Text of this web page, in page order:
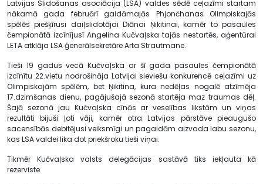
Latvijas Slidošanas asociācija (LSA) valdes sēdē ceļazīmi startam
nākamā gada februārī gaidāmajās Phjončhanas Olimpiskajās
spēlēs piešķīrusi daiļslidotājai Diānai Ņikitinai, kamēr to pasaules
čempionātā izcīnījusī Angelina Kučvaļska tajās nestartēs, aģentūrai
LETA atklāja LSA ģenerālsekretāre Arta Strautmane.
Tieši 19 gadus vecā Kučvaļska ar šī gada pasaules čempionātā
izcīnītu 22.vietu nodrošināja Latvijai sieviešu konkurencē ceļazīmi uz
Olimpiskajām spēlēm, bet Ņikitina, kura nedēļas nogalē atzīmēja
17.dzimšanas dienu, pagājušajā sezonā startēja maz traumas dēļ.
Šajā sezonā jau Kučvaļska cīnās ar veselības likstām un viņas
rezultāti bijuši ļoti vāji, kamēr otra Latvijas pārstāve pieaugušo
sacensībās debitējusi veiksmīgi un pagaidām aizvada labu sezonu,
kas LSA valdei lika dot priekšroku tieši viņai.
Tikmēr Kučvaļska valsts delegācijas sastāvā tiks iekļauta kā
rezerviste.